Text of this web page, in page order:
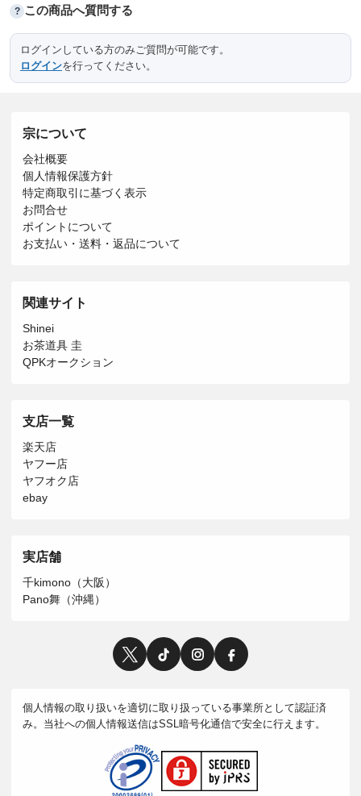
? この商品へ質問する
ログインしている方のみご質問が可能です。
ログインを行ってください。
宗について
会社概要
個人情報保護方針
特定商取引に基づく表示
お問合せ
ポイントについて
お支払い・送料・返品について
関連サイト
Shinei
お茶道具 圭
QPKオークション
支店一覧
楽天店
ヤフー店
ヤフオク店
ebay
実店舗
千kimono（大阪）
Pano舞（沖縄）
個人情報の取り扱いを適切に取り扱っている事業所として認証済
み。当社への個人情報送信はSSL暗号化通信で安全に行えます。